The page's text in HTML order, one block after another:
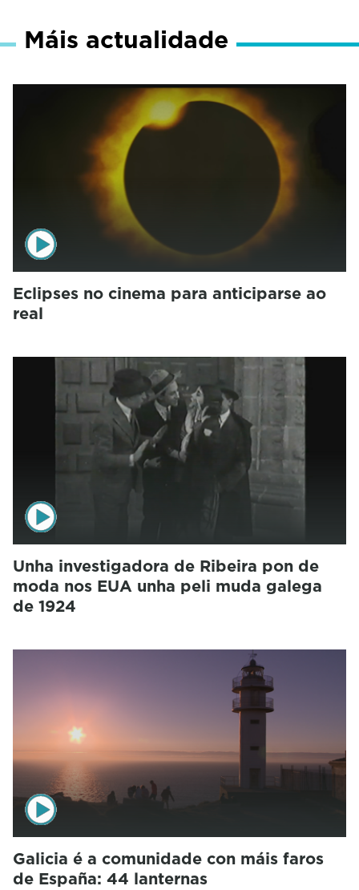
Máis actualidade
Eclipses no cinema para anticiparse ao
real
Unha investigadora de Ribeira pon de
moda nos EUA unha peli muda galega
de 1924
Galicia é a comunidade con máis faros
de España: 44 lanternas